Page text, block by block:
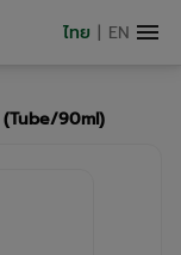
ไทย | EN
(Tube/90ml)